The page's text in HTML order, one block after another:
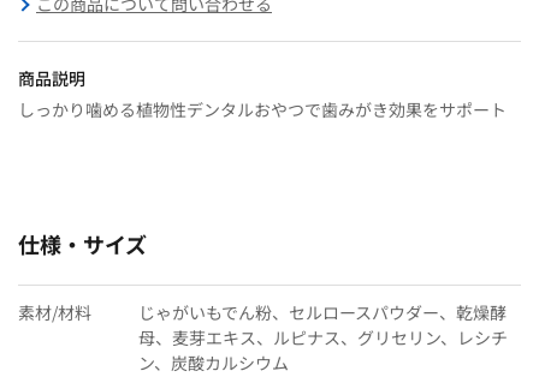
商品説明
しっかり噛める植物性デンタルおやつで歯みがき効果をサポート
仕様・サイズ
素材/材料
じゃがいもでん粉、セルロースパウダー、乾燥酵
母、麦芽エキス、ルピナス、グリセリン、レシチ
ン、炭酸カルシウム